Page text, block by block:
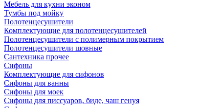
Мебель для кухни эконом
Тумбы под мойку
Полотенцесушители
Комплектующие для полотенцесушителей
Полотенцесушители с полимерным покрытием
Полотенцесушители шовные
Сантехника прочее
Сифоны
Комплектующие для сифонов
Сифоны для ванны
Сифоны для моек
Сифоны для писсуаров, биде, чаш генуя